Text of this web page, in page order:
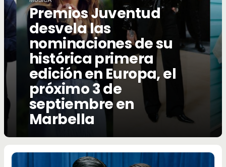
Premios Juventud
desvela las
nominaciones de su
histórica primera
edición en Europa, el
próximo 3 de
septiembre en
Marbella